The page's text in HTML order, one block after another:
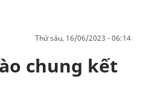
thứ sáu, 16/06/2023 - 06:14
chung kết